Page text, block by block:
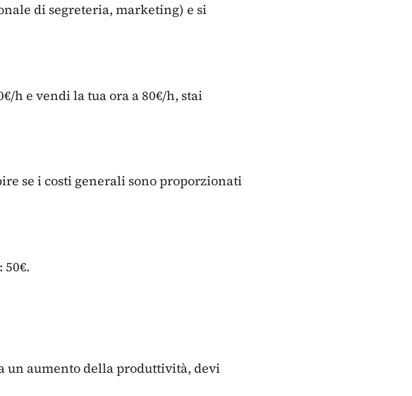
di segreteria, marketing) e si
h e vendi la tua ora a 80€/h, stai
se i costi generali sono proporzionati
50€.
un aumento della produttività, devi